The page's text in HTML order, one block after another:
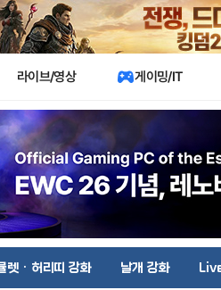
라이브/영상 게이밍/IT
렛 · 허리띠 강화 날개 강화